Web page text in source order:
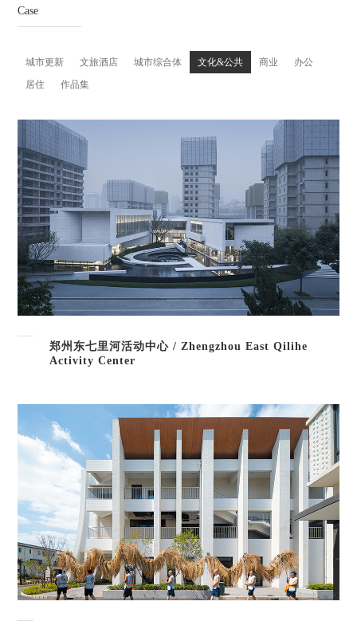
Case
城市更新 文旅酒店 城市综合体 文化&公共 商业
办公
居住
作品集
郑州东七里河活动中心 / Zhengzhou East Qilihe
Activity Center